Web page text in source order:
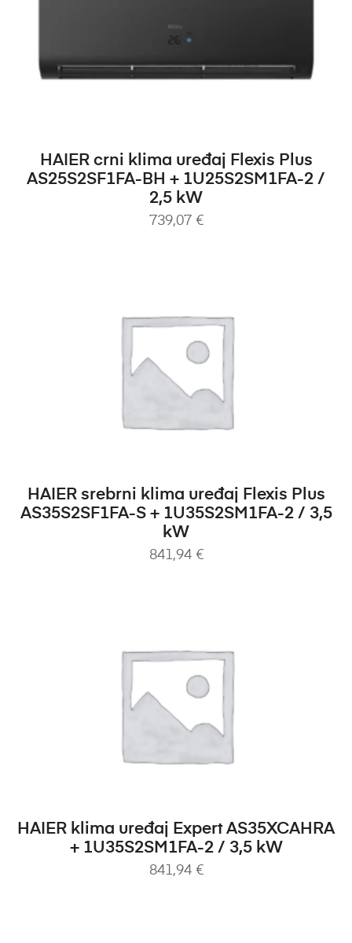
DODAJ U KOŠARICU
HAIER crni klima uređaj Flexis Plus
AS25S2SF1FA-BH + 1U25S2SM1FA-2 /
2,5 kW
739,07 €
DODAJ U KOŠARICU
HAIER srebrni klima uređaj Flexis Plus
AS35S2SF1FA-S + 1U35S2SM1FA-2 / 3,5
kW
841,94 €
DODAJ U KOŠARICU
HAIER klima uređaj Expert AS35XCAHRA
+ 1U35S2SM1FA-2 / 3,5 kW
841,94 €